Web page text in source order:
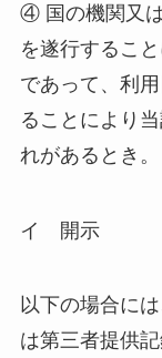
④ 国の機関又
を遂行するこ
であって、利
ることにより
れがあるとき。
イ 開示
以下の場合に
は第三者提供